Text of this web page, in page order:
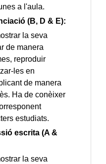
a l'aula.
(B, D & E):
la seva
de manera
reproduir
les en
de manera
Ha de conèixer
estudiats.
escrita (A &
la seva